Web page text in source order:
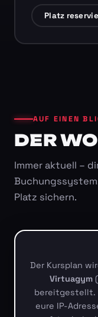
Platz
AUF EINEN
DER
Immer aktuell –
Platz sichern.
Der Kursplan
Virtuagym
bereitgestellt.
eure IP-